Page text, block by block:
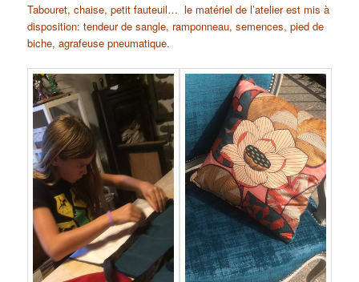
Tabouret, chaise, petit fauteuil… le matériel de l’atelier est mis à
disposition: tendeur de sangle, ramponneau, semences, pied de
biche, agrafeuse pneumatique.